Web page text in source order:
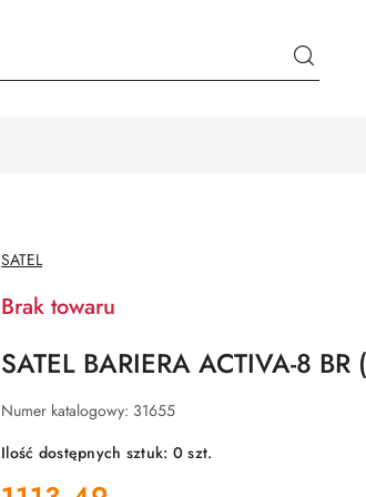
NAZWA
PRODUCENTA:
SATEL
Brak towaru
SATEL BARIERA ACTIVA-8 BR
Numer katalogowy: 31655
Ilość dostępnych sztuk: 0szt.